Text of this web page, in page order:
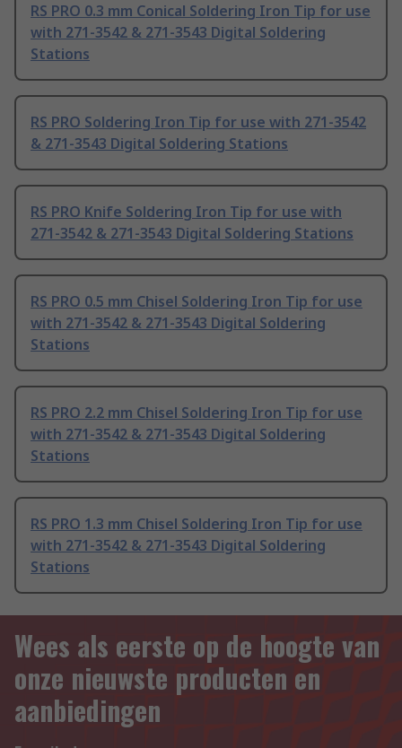
RS PRO 0.3 mm Conical Soldering Iron Tip for use
with 271-3542 & 271-3543 Digital Soldering
Stations
RS PRO Soldering Iron Tip for use with 271-3542
& 271-3543 Digital Soldering Stations
RS PRO Knife Soldering Iron Tip for use with
271-3542 & 271-3543 Digital Soldering Stations
RS PRO 0.5 mm Chisel Soldering Iron Tip for use
with 271-3542 & 271-3543 Digital Soldering
Stations
RS PRO 2.2 mm Chisel Soldering Iron Tip for use
with 271-3542 & 271-3543 Digital Soldering
Stations
RS PRO 1.3 mm Chisel Soldering Iron Tip for use
with 271-3542 & 271-3543 Digital Soldering
Stations
Wees als eerste op de hoogte van
onze nieuwste producten en
aanbiedingen